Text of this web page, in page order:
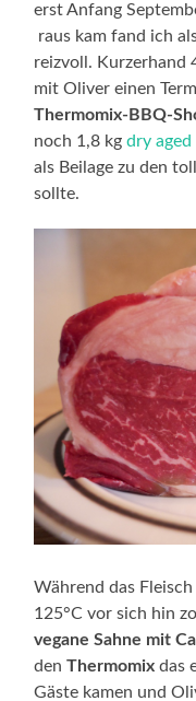
erst Anfang
raus kam fand ich
reizvoll. Kurzerhand
mit Oliver einen
Thermomix-BBQ-
noch 1,8 kgdry
als Beilage zu den
sollte.
Während das
125°C vor sich hin
vegane Sahne mit
denThermomix das
Gäste kamen und